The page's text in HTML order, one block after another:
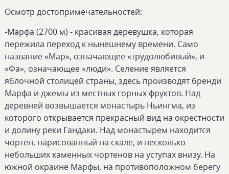
Осмотр достопримечательностей:
-Марфа (2700 м) - красивая деревушка, которая
пережила переход к нынешнему времени. Само
название «Мар», означающее «трудолюбивый», и
«Фа», означающее «люди». Селение является
яблочной столицей страны, здесь производят бренди
Марфа и джемы из местных горных фруктов. Над
деревней возвышается монастырь Ньингма, из
которого открывается прекрасный вид на окрестности
и долину реки Гандаки. Над монастырем находится
чортен, нарисованный на скале, и несколько
небольших каменных чортенов на уступах внизу. На
южной окраине Марфы, на противоположном берегу